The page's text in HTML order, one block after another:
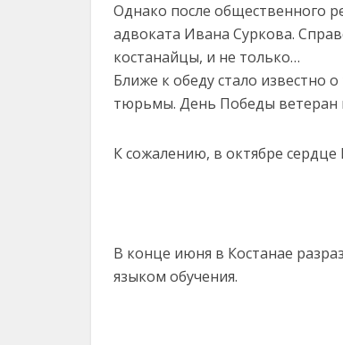
Однако после общественного
адвоката Ивана Суркова.
костанайцы, и не только…
Ближе к обеду стало известно
тюрьмы. День Победы ветеран
К сожалению, в октябре сердце
В конце июня в Костанае
языком обучения.